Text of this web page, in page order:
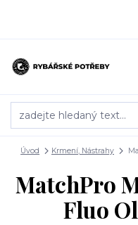
Úvod Krmení, Nástrahy
MatchPro
Fluo